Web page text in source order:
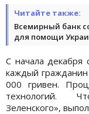
Читайте также:
Всемирный банк
для помощи
С начала декабря
каждый гражданин
000 гривен.
технологий.
Зеленского»,